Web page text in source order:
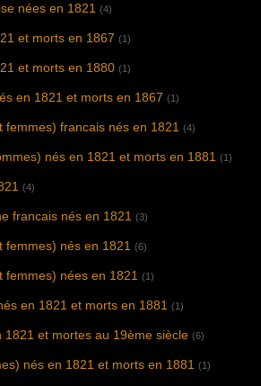
nées en 1821 (4)
et morts en 1867 (1)
et morts en 1880 (1)
en 1821 et morts en 1867 (1)
femmes) francais nés en 1821 (4)
nés en 1821 et morts en 1881 (1)
(4)
francais nés en 1821 (3)
femmes) nés en 1821 (6)
femmes) nées en 1821 (1)
en 1821 et morts en 1881 (1)
1821 et mortes au 19ème siècle (6)
nés en 1821 et morts en 1881 (1)